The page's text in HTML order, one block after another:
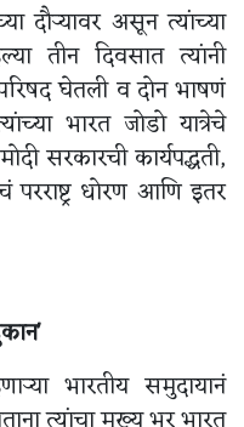
दौऱ्यावर असून त्यांच्या
तीन दिवसात त्यांनी
घेतली व दोन भाषणं
भारत जोडो यात्रेचे
सरकारची कार्यपद्धती,
परराष्ट्र धोरण आणि इतर
भारतीय समुदायानं